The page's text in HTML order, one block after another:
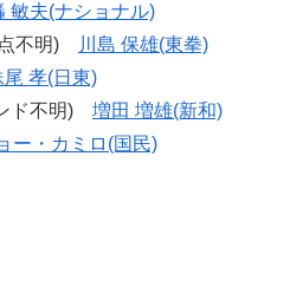
敏夫(ナショナル)
不明)
川島 保雄(東拳)
尾 孝(日東)
ド不明) 増田 増雄(新和)
ー・カミロ(国民)